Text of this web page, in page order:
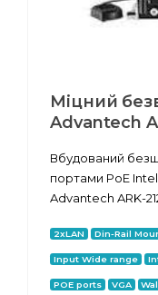
Міцний
Advantech
Вбудований
портами PoE
Advantech ARK-
2xLAN Din-Rail
Input Wide range
POE ports VGA